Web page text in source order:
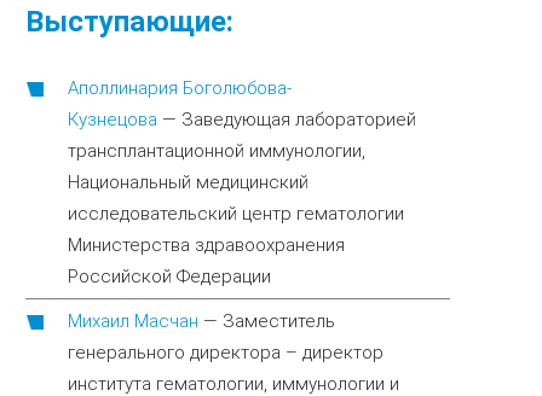
Выступающие:
Аполлинария Боголюбова-
Кузнецова — Заведующая лабораторией
трансплантационной иммунологии,
Национальный медицинский
исследовательский центр гематологии
Министерства здравоохранения
Российской Федерации
Михаил Масчан — Заместитель
генерального директора – директор
института гематологии, иммунологии и